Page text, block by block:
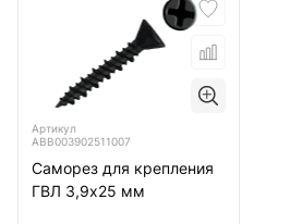
Артикул
ABB003902511007
Саморез для крепления
ГВЛ 3,9х25 мм